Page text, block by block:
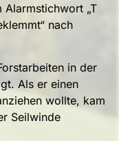
Alarmstichwort „T
nach
in der
Als er einen
wollte, kam
Seilwinde